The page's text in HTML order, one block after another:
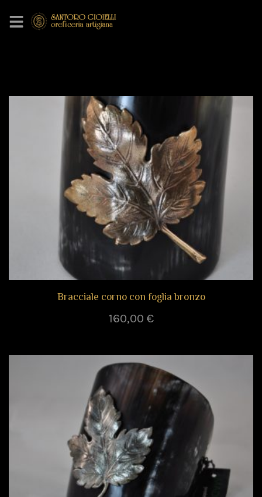
Bracciale corno con foglia bronzo
160,00 €